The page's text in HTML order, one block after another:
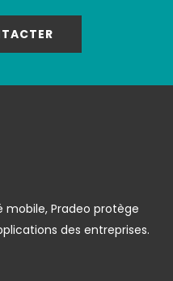
mobile, Pradeo protège
des entreprises.